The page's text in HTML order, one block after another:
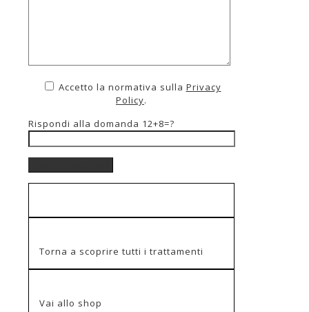
Accetto la normativa sulla Privacy
Policy.
Rispondi alla domanda 12+8=?
Torna a scoprire tutti i trattamenti
Vai allo shop